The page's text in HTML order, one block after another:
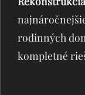
rodinných
kompletné